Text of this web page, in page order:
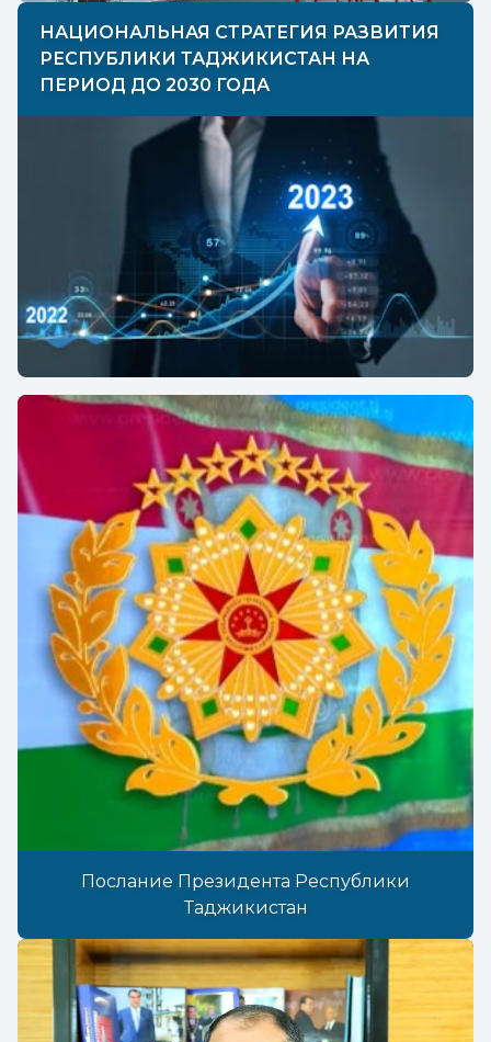
Послание Президента Республики
Таджикистан
НАЦИОНАЛЬНАЯ СТРАТЕГИЯ РАЗВИТИЯ
РЕСПУБЛИКИ ТАДЖИКИСТАН НА
ПЕРИОД ДО 2030 ГОДА